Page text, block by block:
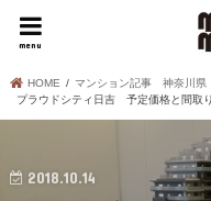
menu
HOME
マンション記事 神奈川県
プラウドシティ日吉 予定価格と間取
2018.10.14